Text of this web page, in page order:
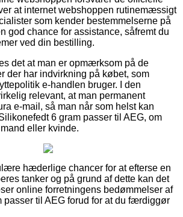
at internet webshoppen rutinemæssigt
som kender bestemmelserne på
god chance for assistance, såfremt du
ved din bestilling.
det at man er opmærksom på de
der har indvirkning på købet, som
e-handlen bruger. I den
relevant, at man permanent
e-mail, så man når som helst kan
6 gram passer til AEG, om
eller kvinde.
hæderlige chancer for at efterse en
tanker og på grund af dette kan det
online forretningens bedømmelser af
passer til AEG forud for at du færdiggør